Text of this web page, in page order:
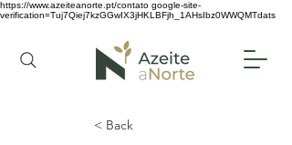
https://www.azeiteanorte.pt/contato google-site-
verification=Tuj7Qiej7kzGGwIX3jHKLBFjh_1AHsIbz0WWQMTdats
< Back